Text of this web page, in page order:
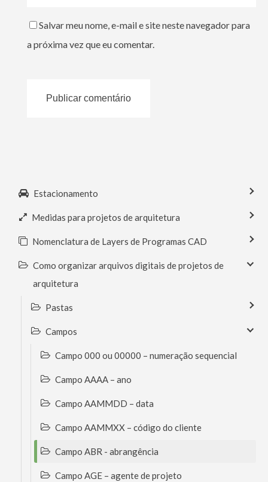
Salvar meu nome, e-mail e site neste navegador para
a próxima vez que eu comentar.
Estacionamento
Medidas para projetos de arquitetura
Nomenclatura de Layers de Programas CAD
Como organizar arquivos digitais de projetos de
arquitetura
Pastas
Campos
Campo 000 ou 00000 – numeração sequencial
Campo AAAA – ano
Campo AAMMDD – data
Campo AAMMXX – código do cliente
Campo ABR - abrangência
Campo AGE – agente de projeto